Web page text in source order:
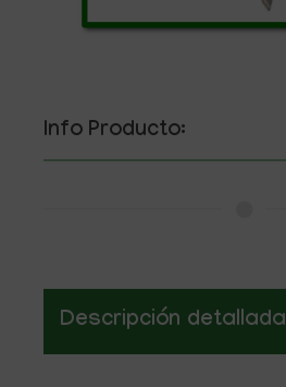
Info Producto:
Descripción detallada